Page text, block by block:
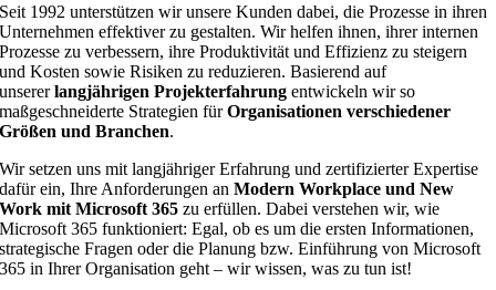
Seit 1992 unterstützen wir unsere Kunden dabei, die Prozesse in ihren
Unternehmen effektiver zu gestalten. Wir helfen ihnen, ihrer internen
Prozesse zu verbessern, ihre Produktivität und Effizienz zu steigern
und Kosten sowie Risiken zu reduzieren. Basierend auf
unsererlangjährigen Projekterfahrung entwickeln wir so
maßgeschneiderte Strategien fürOrganisationen verschiedener
Größen und Branchen.
Wir setzen uns mit langjähriger Erfahrung und zertifizierter Expertise
dafür ein, Ihre Anforderungen anModern Workplace und New
Work mit Microsoft 365 zu erfüllen. Dabei verstehen wir, wie
Microsoft 365 funktioniert: Egal, ob es um die ersten Informationen,
strategische Fragen oder die Planung bzw. Einführung von Microsoft
365 in Ihrer Organisation geht – wir wissen, was zu tun ist!